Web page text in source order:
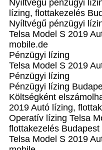
Nyíltvégű pénzügyi
lízing, flottakezelés
Nyíltvégű pénzügyi
Telsa Model S 2019
mobile.de
Pénzügyi lízing
Telsa Model S 2019
Pénzügyi lízing
Pénzügyi lízing
Költségként
2019 Autó lízing,
Operatív lízing Telsa
flottakezelés Budapest
Telsa Model S 2019